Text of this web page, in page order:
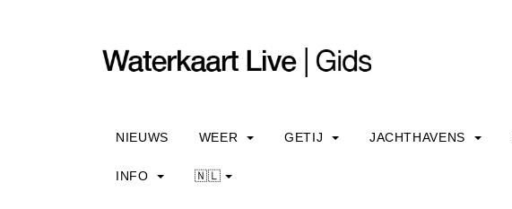
NIEUWS WEER GETIJ JACHTHAVENS
INFO 🇳🇱